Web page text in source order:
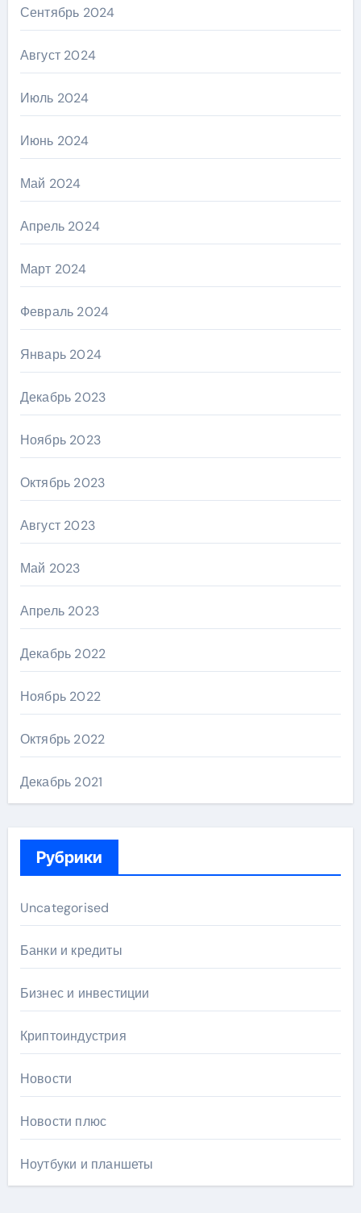
Сентябрь 2024
Август 2024
Июль 2024
Июнь 2024
Май 2024
Апрель 2024
Март 2024
Февраль 2024
Январь 2024
Декабрь 2023
Ноябрь 2023
Октябрь 2023
Август 2023
Май 2023
Апрель 2023
Декабрь 2022
Ноябрь 2022
Октябрь 2022
Декабрь 2021
Рубрики
Uncategorised
Банки и кредиты
Бизнес и инвестиции
Криптоиндустрия
Новости
Новости плюс
Ноутбуки и планшеты